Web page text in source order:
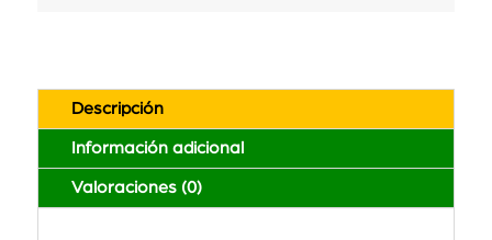
Descripción
Información adicional
Valoraciones (0)